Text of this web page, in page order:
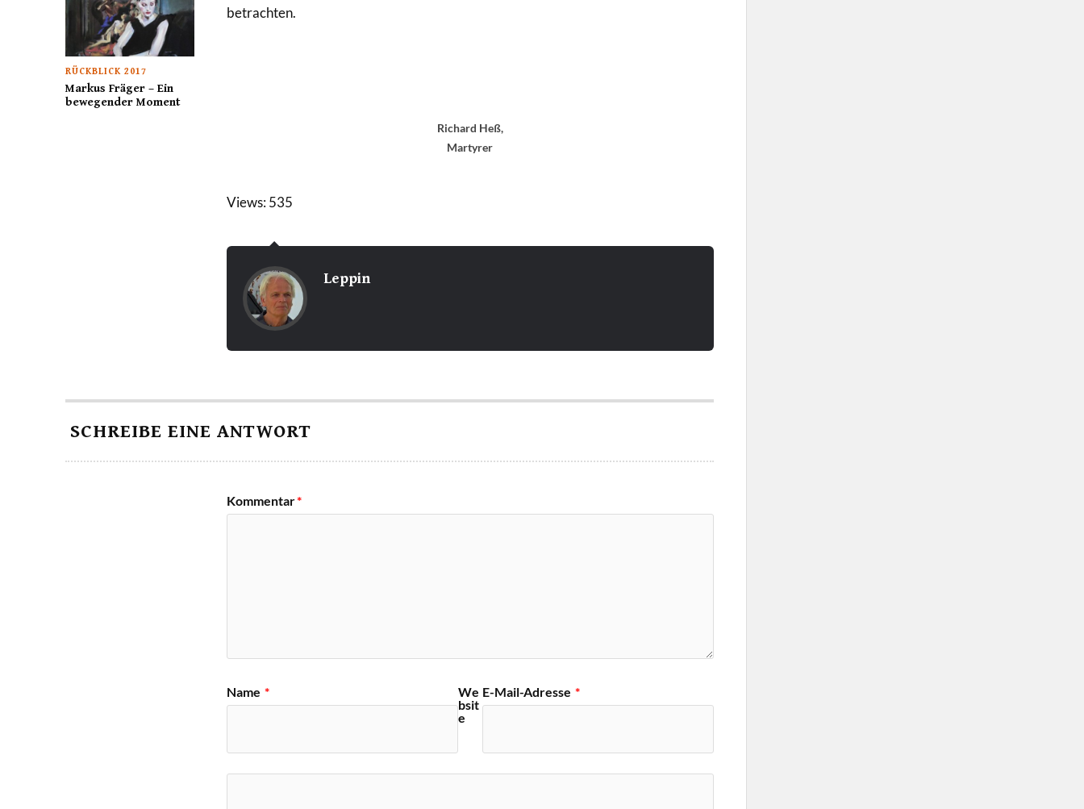
RÜCKBLICK 2017
Markus Fräger – Ein
bewegender Moment
betrachten.
Richard Heß,
Martyrer
Views: 535
Leppin
SCHREIBE EINE ANTWORT
Kommentar*
Name * E-Mail-Adresse *
We
bsit
e